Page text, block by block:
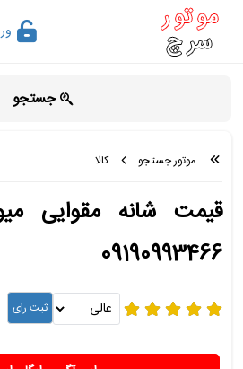
جستجو
موتور جستجو کالا
قیمت شانه مقوایی
09190993466